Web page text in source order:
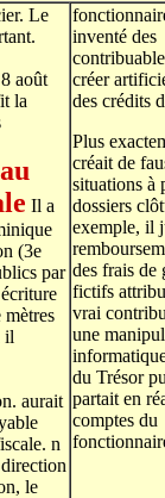
Le
août
la
Il a
(3e
par
mètres
il
aurait
n
le
inventé des
créer
des crédits
Plus
créait de
situations à
dossiers
exemple, il
des frais de
fictifs
vrai
une
du Trésor
partait en
comptes du